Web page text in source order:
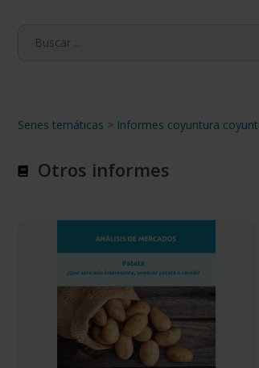
Series temáticas > Informes coyuntura
Otros informes